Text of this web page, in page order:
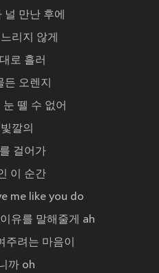
만난 후에
리지 않게
로 흘러
든 오렌지
뗄 수 없어
깔의
걸어가
이 순간
me like you do
유를 말해줄게 ah
주려는 마음이
까 oh